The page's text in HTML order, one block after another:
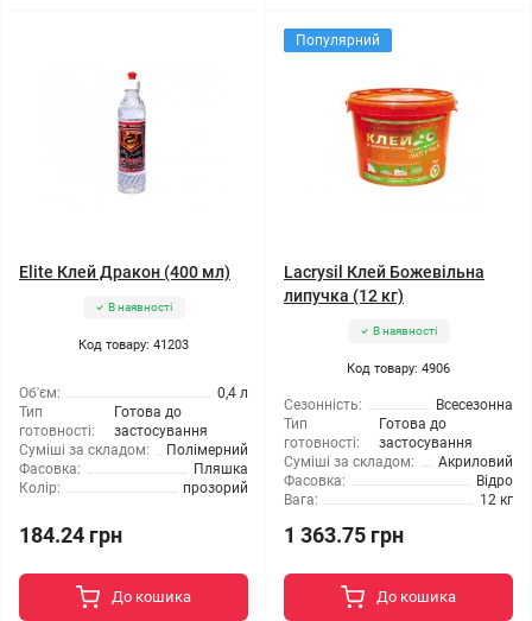
Elite Клей Дракон (400 мл)
В наявності
Код товару: 41203
Об'єм:
0,4 л
Тип
готовності:
Готова до
застосування
Суміші за складом:
Полімерний
Фасовка:
Пляшка
Колір:
прозорий
184.24 грн
До кошика
Популярний
Lacrysil Клей Божевільна
липучка (12 кг)
В наявності
Код товару: 4906
Сезонність:
Всесезонна
Тип
готовності:
Готова до
застосування
Суміші за складом:
Акриловий
Фасовка:
Відро
Вага:
12 кг
1 363.75 грн
До кошика